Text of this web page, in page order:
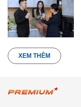
XEM THÊM